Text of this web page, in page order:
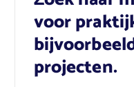
voor
projecten.